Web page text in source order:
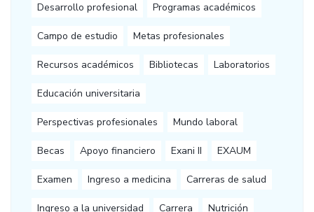
Desarrollo profesional Programas académicos
Campo de estudio Metas profesionales
Recursos académicos Bibliotecas Laboratorios
Educación universitaria
Perspectivas profesionales Mundo laboral
Becas Apoyo financiero Exani II EXAUM
Examen Ingreso a medicina Carreras de salud
Ingreso a la universidad Carrera Nutrición